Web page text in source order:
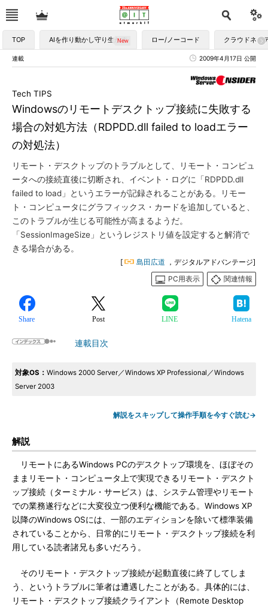
TOP AIを作り動かし守り生かす ロー/ノーコード クラウドネイ
連載 2009年4月17日 公開
Windowsのリモートデスクトップ接続に失敗する
場合の対処方法（RDPDD.dll failed to loadエラー
の対処法）
Tech TIPS
リモート・デスクトップのトラブルとして、リモート・コンピュ
ータへの接続直後に切断され、イベント・ログに「RDPDD.dll
failed to load」というエラーが記録されることがある。リモー
ト・コンピュータにグラフィックス・カードを追加していると、
このトラブルが生じる可能性が高まるようだ。
「SessionImageSize」というレジストリ値を設定すると解消で
きる場合がある。
[ 島田広道 ，デジタルアドバンテージ]
PC用表示
関連情報
Share Post LINE Hatena
連載目次
対象OS： Windows 2000 Server／Windows XP Professional／Windows
Server 2003
解説をスキップして操作手順を今すぐ読む→
解説
リモートにあるWindows PCのデスクトップ環境を、ほぼその
ままリモート・コンピュータ上で実現できるリモート・デスクト
ップ接続（ターミナル・サービス）は、システム管理やリモート
での業務遂行などに大変役立つ便利な機能である。Windows XP
以降のWindows OSには、一部のエディションを除いて標準装備
されていることから、日常的にリモート・デスクトップ接続を利
用している読者諸兄も多いだろう。
そのリモート・デスクトップ接続が起動直後に終了してしま
う、というトラブルに筆者は遭遇したことがある。具体的には、
リモート・デスクトップ接続クライアント（Remote Desktop